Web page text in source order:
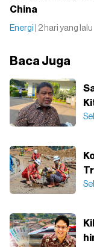
China
Energi | 2 hari yang lalu
Baca Juga